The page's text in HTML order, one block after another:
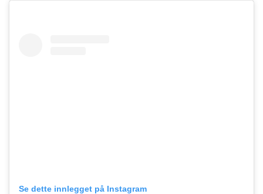
Se dette innlegget på Instagram